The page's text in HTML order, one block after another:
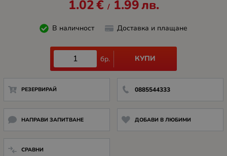
1.02€ / 1.99лв.
В наличност Доставка и плащане
бр. КУПИ
РЕЗЕРВИРАЙ 0885544333
НАПРАВИ ЗАПИТВАНЕ ДОБАВИ В ЛЮБИМИ
СРАВНИ